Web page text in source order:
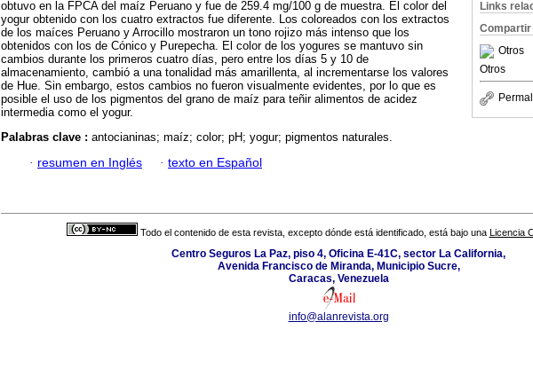
Links
Compartir
Otros
Otros
obtuvo en la FPCA del maíz Peruano y fue de 259.4 mg/100 g de muestra. El color del
yogur obtenido con los cuatro extractos fue diferente. Los coloreados con los extractos
de los maíces Peruano y Arrocillo mostraron un tono rojizo más intenso que los
obtenidos con los de Cónico y Purepecha. El color de los yogures se mantuvo sin
cambios durante los primeros cuatro días, pero entre los días 5 y 10 de
almacenamiento, cambió a una tonalidad más amarillenta, al incrementarse los valores
de Hue. Sin embargo, estos cambios no fueron visualmente evidentes, por lo que es
posible el uso de los pigmentos del grano de maíz para teñir alimentos de acidez
intermedia como el yogur.
Palabras clave : antocianinas; maíz; color; pH; yogur; pigmentos naturales.
· resumen en Inglés · texto en Español
Todo el contenido de esta revista, excepto dónde está identificado, está bajo una Licencia
Centro Seguros La Paz, piso 4, Oficina E-41C, sector La California,
Avenida Francisco de Miranda, Municipio Sucre,
Caracas, Venezuela
info@alanrevista.org